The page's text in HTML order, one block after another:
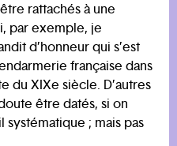
rattachés à une
par exemple, je
d’honneur qui s’est
française dans
du XIXe siècle. D’autres
être datés, si on
systématique ; mais pas